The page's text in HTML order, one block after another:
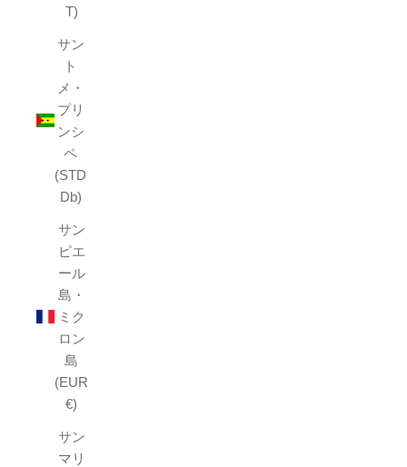
T)
サン
ト
メ・
プリ
ンシ
ペ
(STD
Db)
サン
ピエ
ール
島・
ミク
ロン
島
(EUR
€)
サン
マリ